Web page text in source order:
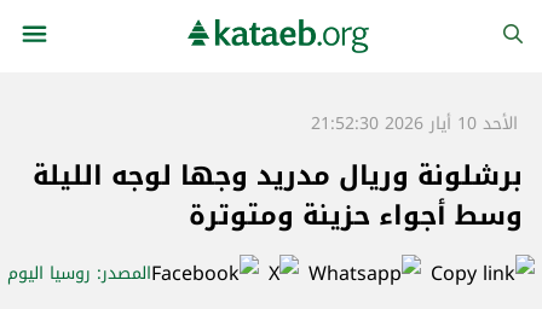
الأحد 10 أيار 2026 21:52:30
برشلونة وريال مدريد وجها لوجه الليلة
وسط أجواء حزينة ومتوترة
المصدر: روسيا اليوم